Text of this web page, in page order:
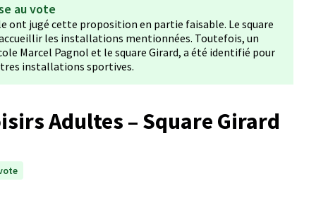
au vote
ont jugé cette proposition en partie faisable. Le square
les installations mentionnées. Toutefois, un
Marcel Pagnol et le square Girard, a été identifié pour
installations sportives.
Adultes – Square Girard